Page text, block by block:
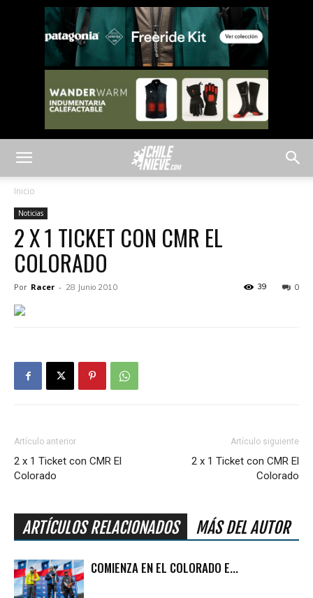
Inicio
Noticias
2 X 1 TICKET CON CMR EL
COLORADO
Por Racer - 28 Junio 2010 0
39
Artículo anterior
2 x 1 Ticket con CMR El
Colorado
Artículo siguiente
2 x 1 Ticket con CMR El
Colorado
ARTÍCULOS RELACIONADOS MÁS DEL AUTOR
COMIENZA EN EL COLORADO E...